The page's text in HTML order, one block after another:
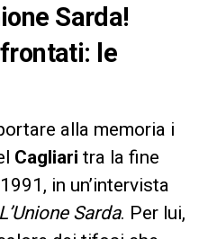
Sarda!
le
alla memoria i
Cagliari tra la fine
in un’intervista
L’Unione Sarda. Per lui,